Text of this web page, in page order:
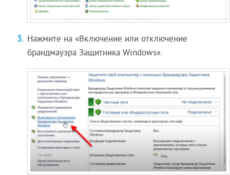
Нажмите на «Включение или отключение
брандмауэра Защитника Windows».